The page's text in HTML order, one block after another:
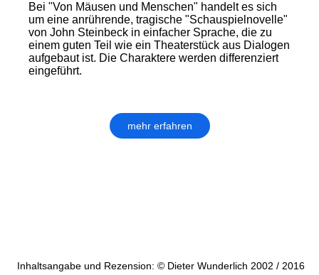
Bei "Von Mäusen und Menschen" handelt es sich
um eine anrührende, tragische "Schauspielnovelle"
von John Steinbeck in einfacher Sprache, die zu
einem guten Teil wie ein Theaterstück aus Dialogen
aufgebaut ist. Die Charaktere werden differenziert
eingeführt.
mehr erfahren
Inhaltsangabe und Rezension: © Dieter Wunderlich 2002 / 2016